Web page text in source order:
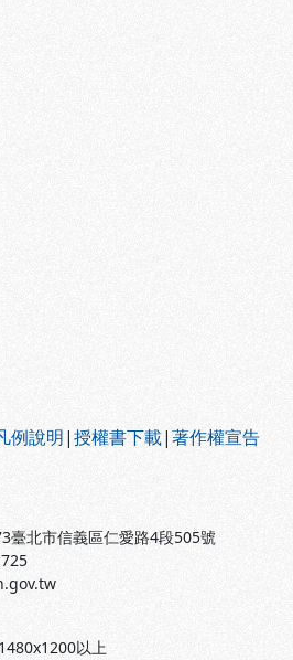
例說明|授權書下載|著作權宣告
臺北市信義區仁愛路4段505號
以上